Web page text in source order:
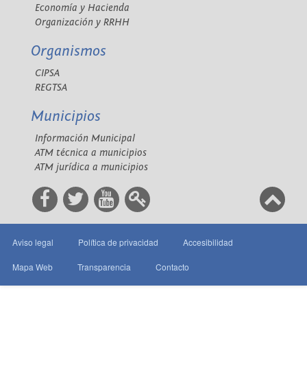
Economía y Hacienda
Organización y RRHH
Organismos
CIPSA
REGTSA
Municipios
Información Municipal
ATM técnica a municipios
ATM jurídica a municipios
Aviso legal Política de privacidad Accesibilidad
Mapa Web Transparencia Contacto